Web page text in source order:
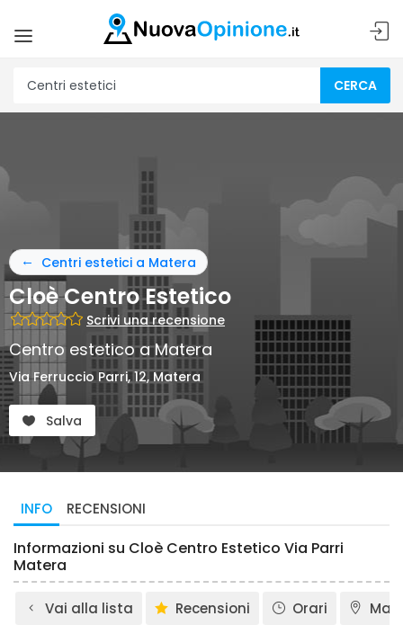
CERCA
Centri estetici a Matera
Cloè Centro Estetico
Scrivi una recensione
Centro estetico a Matera
Via Ferruccio Parri, 12, Matera
Salva
INFO RECENSIONI
Informazioni su Cloè Centro Estetico Via Parri
Matera
Vai alla lista Recensioni Orari